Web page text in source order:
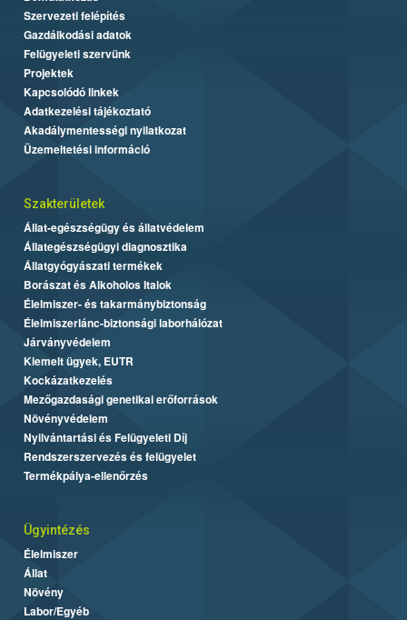
Szervezeti felépítés
Gazdálkodási adatok
Felügyeleti szervünk
Projektek
Kapcsolódó linkek
Adatkezelési tájékoztató
Akadálymentességi nyilatkozat
Üzemeltetési információ
Szakterületek
Állat-egészségügy és állatvédelem
Állategészségügyi diagnosztika
Állatgyógyászati termékek
Borászat és Alkoholos Italok
Élelmiszer- és takarmánybiztonság
Élelmiszerlánc-biztonsági laborhálózat
Járványvédelem
Kiemelt ügyek, EUTR
Kockázatkezelés
Mezőgazdasági genetikai erőforrások
Növényvédelem
Nyilvántartási és Felügyeleti Díj
Rendszerszervezés és felügyelet
Termékpálya-ellenőrzés
Ügyintézés
Élelmiszer
Állat
Növény
Labor/Egyéb